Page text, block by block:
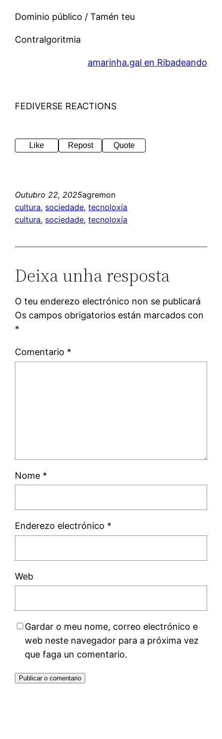
Dominio público / Tamén teu
Contralgoritmia
amarinha.gal en Ribadeando
FEDIVERSE REACTIONS
Like Repost Quote
Outubro 22, 2025agremon
cultura, sociedade, tecnoloxía
cultura, sociedade, tecnoloxía
Deixa unha resposta
O teu enderezo electrónico non se publicará
Os campos obrigatorios están marcados con
*
Comentario *
Nome *
Enderezo electrónico *
Web
Gardar o meu nome, correo electrónico e
web neste navegador para a próxima vez
que faga un comentario.